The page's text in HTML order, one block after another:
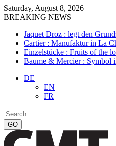
Saturday, August 8, 2026
BREAKING NEWS
Jaquet Droz : legt den
Cartier : Manufaktur in La
Einzelstücke : Fruits of the
Baume & Mercier : Symbol
DE
EN
FR